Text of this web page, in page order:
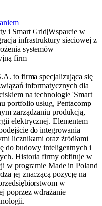
i Smart GridWsparcie w
infrastruktury sieciowej z
systemów
firm
to firma specjalizująca się
informatycznych dla
na technologie 'Smart
portfolio usług, Pentacomp
zarządzaniu produkcją,
elektrycznej. Elementem
do integrowania
licznikami oraz źródłami
do budowy inteligentnych i
Historia firmy obfituje w
w programie Made in Poland
jej znaczącą pozycję na
w
poprzez wdrażanie